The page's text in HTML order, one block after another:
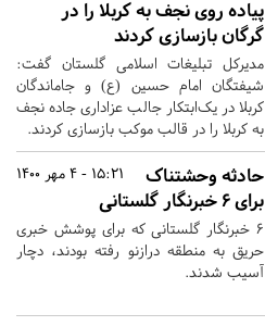
پیاده روی نجف به کربلا را در
گرگان بازسازی کردند
مدیرکل تبلیغات اسلامی گلستان گفت:
شیفتگان امام حسین (ع) و جاماندگان
کربلا در یک‌ابتکار جالب عزاداری جاده نجف
به کربلا را در قالب موکب بازسازی کردند.
15:21 - 4 مهر 1400
حادثه وحشتناک
برای ۶ خبرنگار گلستانی
۶ خبرنگار گلستانی که برای پوشش خبری
حریق به منطقه درازنو رفته بودند، دچار
آسیب شدند.